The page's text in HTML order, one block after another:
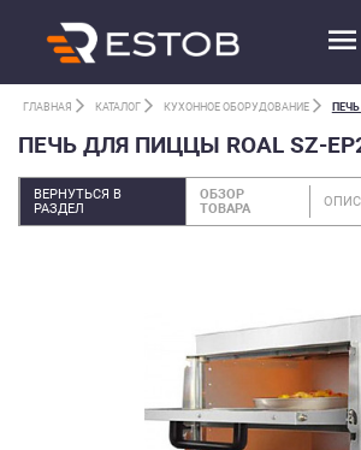
ГЛАВНАЯ КАТАЛОГ КУХОННОЕ ОБОРУДОВАНИЕ
ПЕЧЬ ДЛЯ ПИЦЦЫ ROAL SZ-
ВЕРНУТЬСЯ В
РАЗДЕЛ
ОБЗОР
ТОВАРА